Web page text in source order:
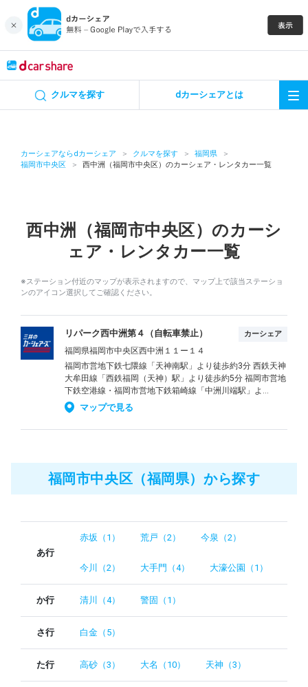
クルマを探す dカーシェアとは
カーシェアならdカーシェア クルマを探す
福岡県
福岡市中央区
西中洲（福岡市中央区）のカーシェア・レンタカー一覧
西中洲（福岡市中央区）のカーシ
ェア・レンタカー一覧
※ステーション付近のマップが表示されますので、マップ上で該当ステーショ
ンのアイコン選択してご確認ください。
リパーク西中洲第４（自転車禁止） カーシェア
福岡県福岡市中央区西中洲１１ー１４
福岡市営地下鉄七隈線「天神南駅」より徒歩約3分 西鉄天神
大牟田線「西鉄福岡（天神）駅」より徒歩約5分 福岡市営地
下鉄空港線・福岡市営地下鉄箱崎線「中洲川端駅」よ...
マップで見る
福岡市中央区（福岡県）から探す
あ行
赤坂（1） 荒戸（2） 今泉（2）
今川（2） 大手門（4） 大濠公園（1）
か行 清川（4） 警固（1）
さ行 白金（5）
た行 高砂（3） 大名（10） 天神（3）
カーシェア
特集
アプリの使い方